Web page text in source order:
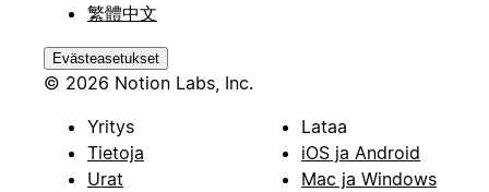
繁體中文
Evästeasetukset
© 2026 Notion Labs, Inc.
Yritys
Tietoja
Urat
Lataa
iOS ja Android
Mac ja Windows